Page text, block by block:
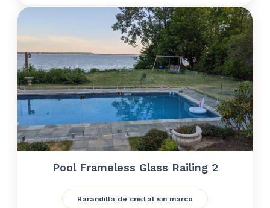
Pool Frameless Glass Railing 2
Barandilla de cristal sin marco